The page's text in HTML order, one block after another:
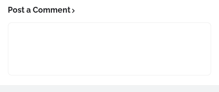
Post a Comment